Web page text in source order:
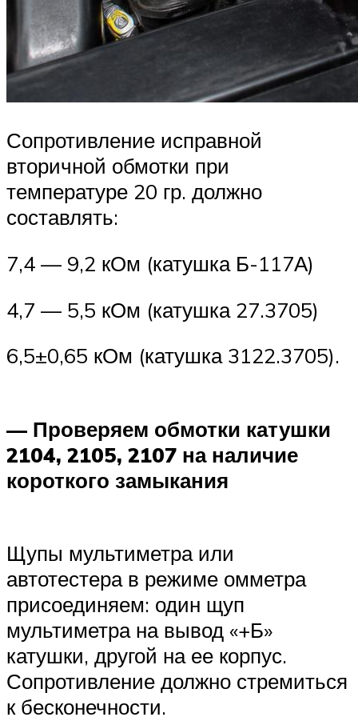
Сопротивление исправной
вторичной обмотки при
температуре 20 гр. должно
составлять:
7,4 — 9,2 кОм (катушка Б-117А)
4,7 — 5,5 кОм (катушка 27.3705)
6,5±0,65 кОм (катушка 3122.3705).
— Проверяем обмотки катушки
2104, 2105, 2107 на наличие
короткого замыкания
Щупы мультиметра или
автотестера в режиме омметра
присоединяем: один щуп
мультиметра на вывод «+Б»
катушки, другой на ее корпус.
Сопротивление должно стремиться
к бесконечности.